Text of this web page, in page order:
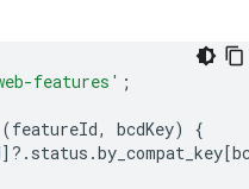
features' ;
(featureId, bcdKey)
{
] ? . status .by_compat_key[